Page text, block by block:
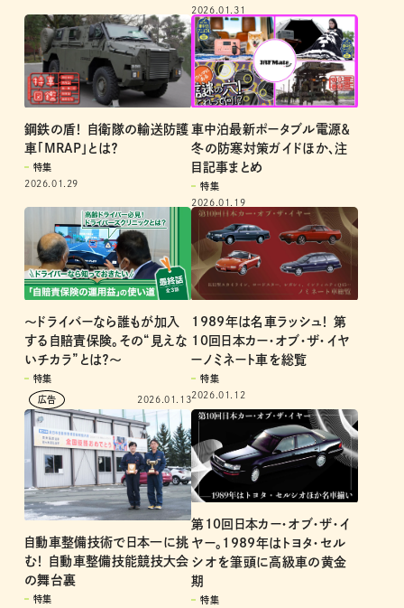
2026.01.31
鋼鉄の盾！ 自衛隊の輸送防護
車「MRAP」とは？
特集
2026.01.29
車中泊最新ポータブル電源＆
冬の防寒対策ガイドほか、注
目記事まとめ
特集
2026.01.19
～ドライバーなら誰もが加入
する自賠責保険。その“見えな
いチカラ”とは？～
特集
2026.01.13
1989年は名車ラッシュ！ 第
10回日本カー・オブ・ザ・イヤ
ーノミネート車を総覧
特集
2026.01.12
自動車整備技術で日本一に挑
む！ 自動車整備技能競技大会
の舞台裏
特集
第10回日本カー・オブ・ザ・イ
ヤー。1989年はトヨタ・セル
シオを筆頭に高級車の黄金
期
特集